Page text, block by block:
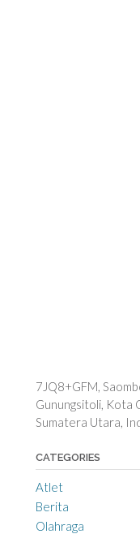
7JQ8+GFM,
Gunungsitoli, Kota
Sumatera Utara,
CATEGORIES
Atlet
Berita
Olahraga